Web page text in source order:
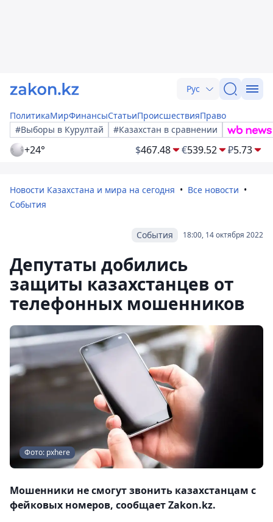
Рус
ПолитикаМирФинансыСтатьиПроисшествияПраво
#Выборы в Курултай
#Казахстан в сравнении
+24° $467.48 €539.52 ₽5.73
Новости Казахстана и мира на сегодня
Все новости
События
18:00, 14 октября 2022
События
Депутаты добились
защиты казахстанцев от
телефонных мошенников
Фото: pxhere
Мошенники не смогут звонить казахстанцам с
фейковых номеров, сообщает Zakon.kz.